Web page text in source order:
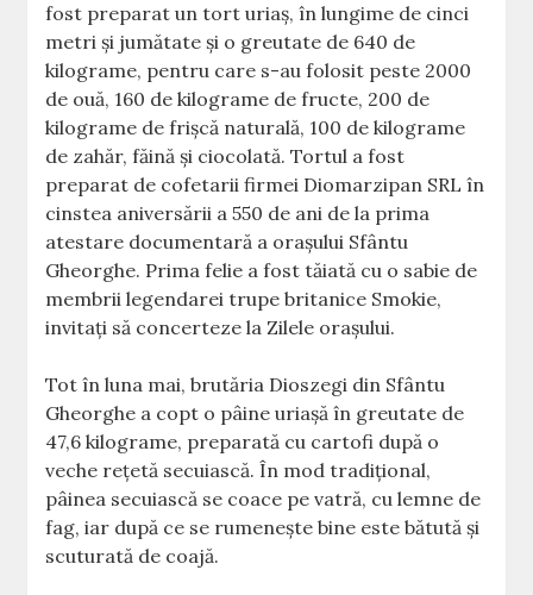
fost preparat un tort uriaş, în lungime de cinci
metri şi jumătate şi o greutate de 640 de
kilograme, pentru care s-au folosit peste 2000
de ouă, 160 de kilograme de fructe, 200 de
kilograme de frişcă naturală, 100 de kilograme
de zahăr, făină şi ciocolată. Tortul a fost
preparat de cofetarii firmei Diomarzipan SRL în
cinstea aniversării a 550 de ani de la prima
atestare documentară a oraşului Sfântu
Gheorghe. Prima felie a fost tăiată cu o sabie de
membrii legendarei trupe britanice Smokie,
invitaţi să concerteze la Zilele oraşului.
Tot în luna mai, brutăria Dioszegi din Sfântu
Gheorghe a copt o pâine uriaşă în greutate de
47,6 kilograme, preparată cu cartofi după o
veche reţetă secuiască. În mod tradiţional,
pâinea secuiască se coace pe vatră, cu lemne de
fag, iar după ce se rumeneşte bine este bătută şi
scuturată de coajă.